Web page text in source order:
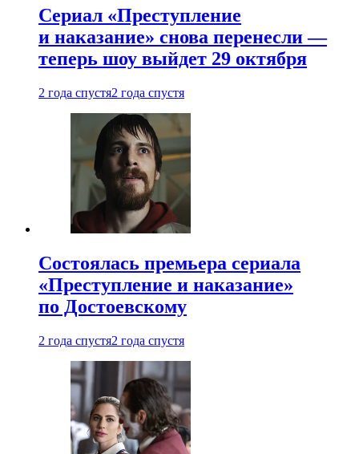
Сериал «Преступление
и наказание» снова перенесли —
теперь шоу выйдет 29 октября
2 года спустя2 года спустя
Состоялась премьера сериала
«Преступление и наказание»
по Достоевскому
2 года спустя2 года спустя